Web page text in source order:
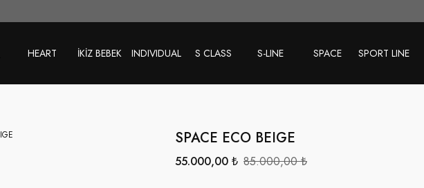
HEART İKİZ BEBEK INDIVIDUAL S CLASS S-LINE SPACE SPORT LINE
SPACE ECO BEIGE
55.000,00 ₺ 85.000,00 ₺